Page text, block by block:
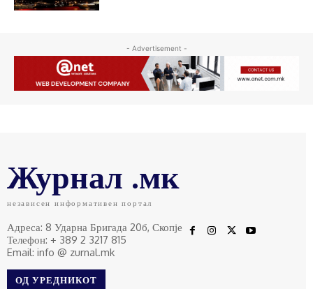
- Advertisement -
Журнал .мк
независен информативен портал
Адреса: 8 Ударна Бригада 20б, Скопје
Телефон: + 389 2 3217 815
Email: info @ zurnal.mk
ОД УРЕДНИКОТ